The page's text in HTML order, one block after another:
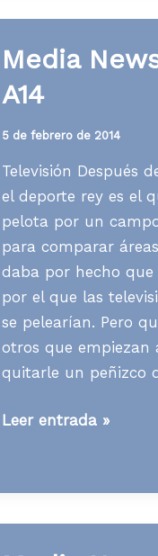
Media
A14
5 de febrero de 2014
Televisión Después
el deporte rey es el
pelota por un
para comparar
daba por hecho que
por el que las
se pelearían. Pero
otros que empiezan
quitarle un peñizco
Media
A14
Leer entrada »